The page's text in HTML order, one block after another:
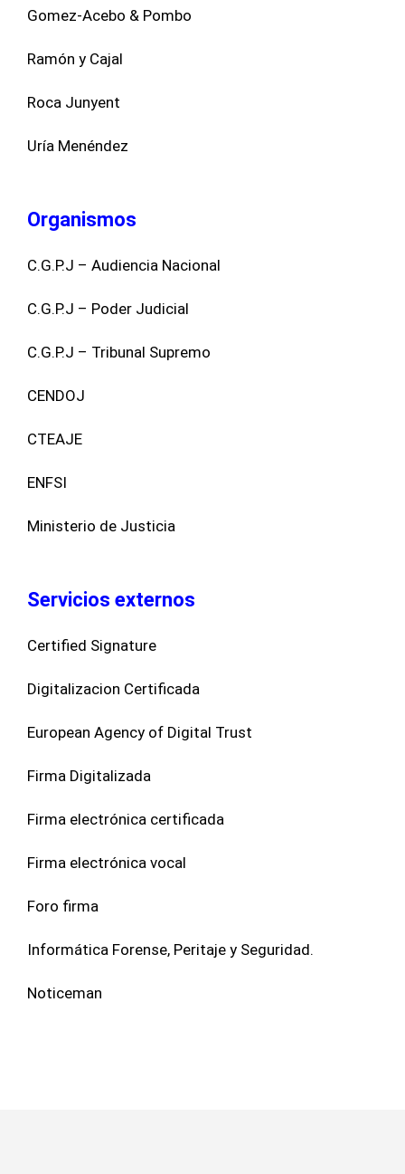
Gomez-Acebo & Pombo
Ramón y Cajal
Roca Junyent
Uría Menéndez
Organismos
C.G.P.J – Audiencia Nacional
C.G.P.J – Poder Judicial
C.G.P.J – Tribunal Supremo
CENDOJ
CTEAJE
ENFSI
Ministerio de Justicia
Servicios externos
Certified Signature
Digitalizacion Certificada
European Agency of Digital Trust
Firma Digitalizada
Firma electrónica certificada
Firma electrónica vocal
Foro firma
Informática Forense, Peritaje y Seguridad.
Noticeman